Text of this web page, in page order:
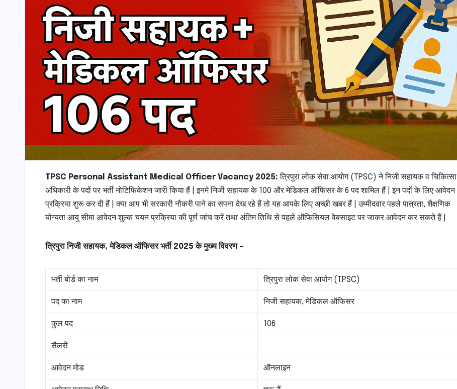
TPSC Personal Assistant Medical Officer Vacancy 2025:त्रिपुरा लोक सेवा आयोग (TPSC) ने निजी सहायक व चिकित्सा
अधिकारी के पदों पर भर्ती नोटिफिकेशन जारी किया हैं | इनमे निजी सहायक के 100 और मेडिकल ऑफिसर के 6 पद शामिल हैं | इन पदों के लिए आवेदन
प्रक्रिया शुरू कर दी हैं | क्या आप भी सरकारी नौकरी पाने का सपना देख रहे हैं तो यह आपके लिए अच्छी खबर हैं | उम्मीदवार पहले पात्रता, शैक्षणिक
योग्यता आयु सीमा आवेदन शुल्क चयन प्रक्रिया की पूर्ण जांच करें तथा अंतिम तिथि से पहले ऑफिसियल वेबसाइट पर जाकर आवेदन कर सकते हैं |
त्रिपुरा निजी सहायक, मेडिकल ऑफिसर भर्ती 2025 के मुख्य विवरण –
भर्ती बोर्ड का नाम त्रिपुरा लोक सेवा आयोग (TPSC)
पद का नाम निजी सहायक, मेडिकल ऑफिसर
कुल पद 106
सैलरी
आवेदन मोड ऑनलाइन